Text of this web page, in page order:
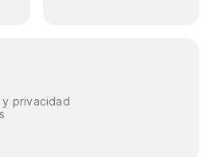
privacidad